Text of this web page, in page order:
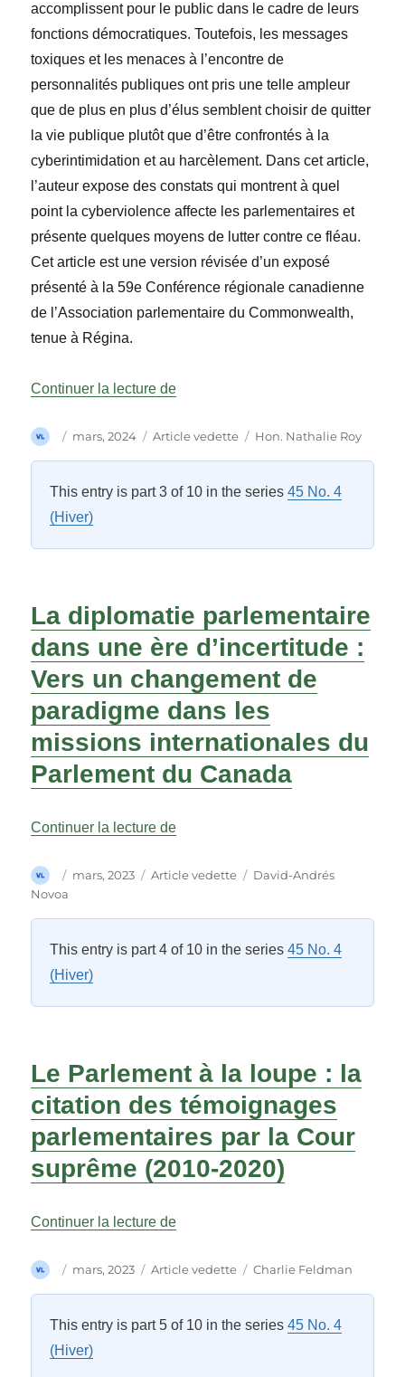
accomplissent pour le public dans le cadre de leurs
fonctions démocratiques. Toutefois, les messages
toxiques et les menaces à l’encontre de
personnalités publiques ont pris une telle ampleur
que de plus en plus d’élus semblent choisir de quitter
la vie publique plutôt que d’être confrontés à la
cyberintimidation et au harcèlement. Dans cet article,
l’auteur expose des constats qui montrent à quel
point la cyberviolence affecte les parlementaires et
présente quelques moyens de lutter contre ce fléau.
Cet article est une version révisée d’un exposé
présenté à la 59e Conférence régionale canadienne
de l’Association parlementaire du Commonwealth,
tenue à Régina.
Continuer la lecture de« Entre liberté d’expression et
Auteur
Publié
mars, 2024 Catégories
Article vedette Étiquettes
Hon. Nathalie Roy
This entry is part 3 of 10 in the series45 No. 4
(Hiver)
La diplomatie parlementaire
dans une ère d’incertitude :
Vers un changement de
paradigme dans les
missions internationales du
Parlement du Canada
Continuer la lecture de« La diplomatie parlementaire
Auteur
Publié
mars, 2023 Catégories
Article vedette Étiquettes
David-Andrés
Novoa
This entry is part 4 of 10 in the series45 No. 4
(Hiver)
Le Parlement à la loupe : la
citation des témoignages
parlementaires par la Cour
suprême (2010-2020)
Continuer la lecture de« Le Parlement à la loupe : la
Auteur
Publié
mars, 2023 Catégories
Article vedette Étiquettes
Charlie Feldman
This entry is part 5 of 10 in the series45 No. 4
(Hiver)